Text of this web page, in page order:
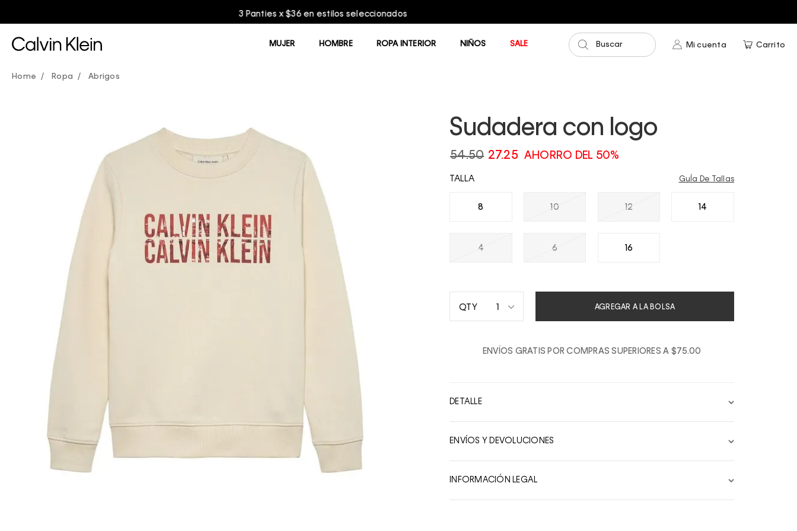
Entrega GRATIS en compras mayores a $75.00
Buscar Mi cuenta Carrito
MUJER HOMBRE ROPA INTERIOR NIÑOS SALE
Ropa Abrigos
Sudadera con logo
54.50 27.25 AHORRO DEL 50%
TALLA
8 10 12 14
4 6 16
GuÍa De Tallas
QTY 1
5
10
AGREGAR A LA BOLSA
ENVÍOS GRATIS POR COMPRAS SUPERIORES A $75.00
DETALLE
ENVÍOS Y DEVOLUCIONES
INFORMACIÓN LEGAL